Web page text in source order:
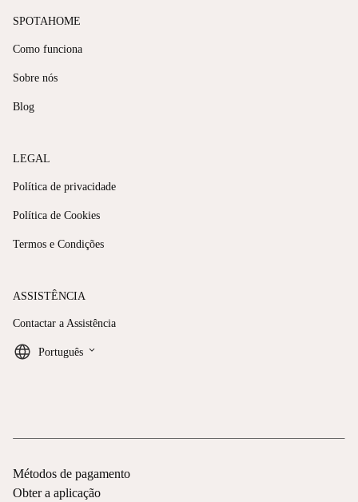
SPOTAHOME
Como funciona
Sobre nós
Blog
LEGAL
Política de privacidade
Política de Cookies
Termos e Condições
ASSISTÊNCIA
Contactar a Assistência
Português keyboard_arrow_down
Métodos de pagamento
Obter a aplicação